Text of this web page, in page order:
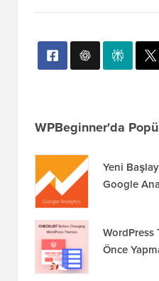
WPBeginner'da
Yeni
Google
WordPress
Önce